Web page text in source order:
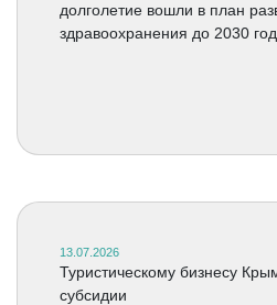
долголетие вошли в план
здравоохранения до 2030
13.07.2026
Туристическому бизнесу
субсидии